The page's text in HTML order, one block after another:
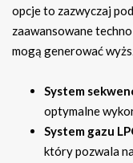
opcje to zazwyczaj
zaawansowane
mogą generować
System
optymalne
System gazu
który pozwala